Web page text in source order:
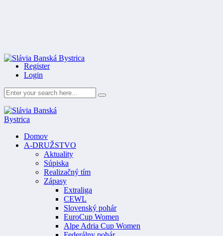
Register
Login
Domov
A-DRUŽSTVO
Aktuality
Súpiska
Realizačný tím
Zápasy
Extraliga
CEWL
Slovenský pohár
EuroCup Women
Alpe Adria Cup Women